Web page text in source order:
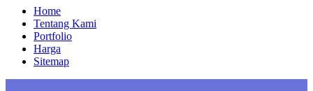
Home
Tentang Kami
Portfolio
Harga
Sitemap